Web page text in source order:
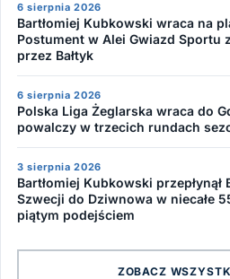
6 sierpnia 2026
Bartłomiej Kubkowski wraca na
Postument w Alei Gwiazd Sportu
przez Bałtyk
6 sierpnia 2026
Polska Liga Żeglarska wraca do
powalczy w trzecich rundach
3 sierpnia 2026
Bartłomiej Kubkowski przepłynął
Szwecji do Dziwnowa w niecałe
piątym podejściem
ZOBACZ